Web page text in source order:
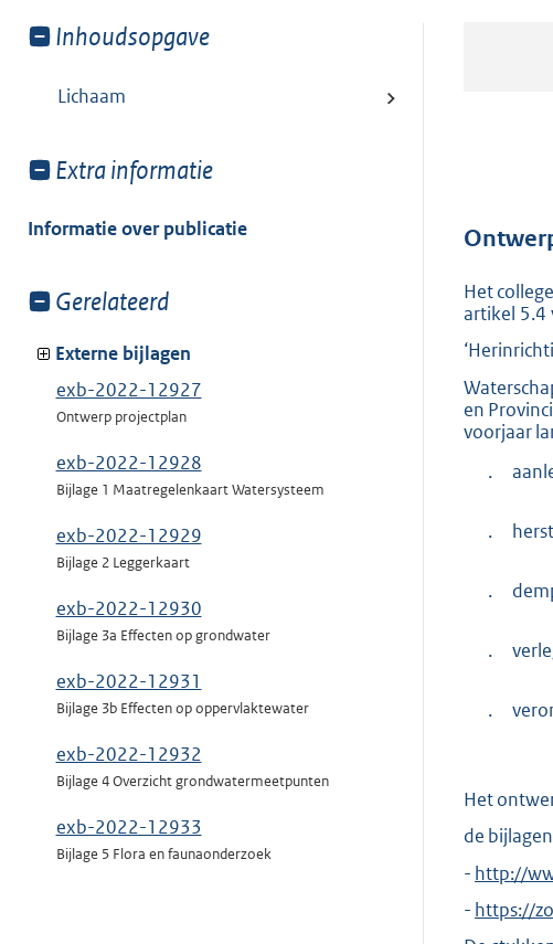
Toon
van:
Inhoudsopgave
Lichaam
Toon
van:
Extra informatie
Informatie over publicatie
Toon
van:
Gerelateerd
Externe bijlagen
exb-2022-12927
Ontwerp projectplan
exb-2022-12928
Bijlage 1 Maatregelenkaart Watersysteem
exb-2022-12929
Bijlage 2 Leggerkaart
exb-2022-12930
Bijlage 3a Effecten op grondwater
exb-2022-12931
Bijlage 3b Effecten op oppervlaktewater
exb-2022-12932
Bijlage 4 Overzicht grondwatermeetpunten
exb-2022-12933
Bijlage 5 Flora en faunaonderzoek
Het
artikel 5.4
en
voorjaar
.
.
.
.
.
Het
de
- E
t
http://
- https://